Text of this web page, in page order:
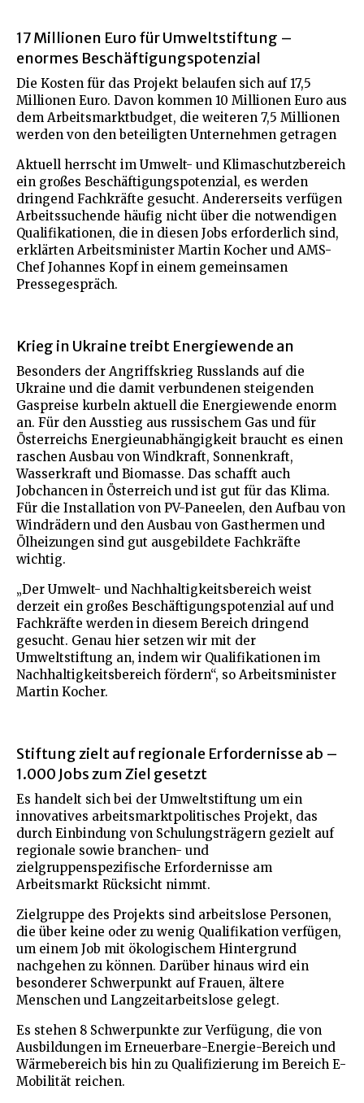
17 Millionen Euro für Umweltstiftung –
enormes Beschäftigungspotenzial
Die Kosten für das Projekt belaufen sich auf 17,5
Millionen Euro. Davon kommen 10 Millionen Euro aus
dem Arbeitsmarktbudget, die weiteren 7,5 Millionen
werden von den beteiligten Unternehmen getragen
Aktuell herrscht im Umwelt- und Klimaschutzbereich
ein großes Beschäftigungspotenzial, es werden
dringend Fachkräfte gesucht. Andererseits verfügen
Arbeitssuchende häufig nicht über die notwendigen
Qualifikationen, die in diesen Jobs erforderlich sind,
erklärten Arbeitsminister Martin Kocher und AMS-
Chef Johannes Kopf in einem gemeinsamen
Pressegespräch.
Krieg in Ukraine treibt Energiewende an
Besonders der Angriffskrieg Russlands auf die
Ukraine und die damit verbundenen steigenden
Gaspreise kurbeln aktuell die Energiewende enorm
an. Für den Ausstieg aus russischem Gas und für
Österreichs Energieunabhängigkeit braucht es einen
raschen Ausbau von Windkraft, Sonnenkraft,
Wasserkraft und Biomasse. Das schafft auch
Jobchancen in Österreich und ist gut für das Klima.
Für die Installation von PV-Paneelen, den Aufbau von
Windrädern und den Ausbau von Gasthermen und
Ölheizungen sind gut ausgebildete Fachkräfte
wichtig.
„Der Umwelt- und Nachhaltigkeitsbereich weist
derzeit ein großes Beschäftigungspotenzial auf und
Fachkräfte werden in diesem Bereich dringend
gesucht. Genau hier setzen wir mit der
Umweltstiftung an, indem wir Qualifikationen im
Nachhaltigkeitsbereich fördern“, so Arbeitsminister
Martin Kocher.
Stiftung zielt auf regionale Erfordernisse ab –
1.000 Jobs zum Ziel gesetzt
Es handelt sich bei der Umweltstiftung um ein
innovatives arbeitsmarktpolitisches Projekt, das
durch Einbindung von Schulungsträgern gezielt auf
regionale sowie branchen- und
zielgruppenspezifische Erfordernisse am
Arbeitsmarkt Rücksicht nimmt.
Zielgruppe des Projekts sind arbeitslose Personen,
die über keine oder zu wenig Qualifikation verfügen,
um einem Job mit ökologischem Hintergrund
nachgehen zu können. Darüber hinaus wird ein
besonderer Schwerpunkt auf Frauen, ältere
Menschen und Langzeitarbeitslose gelegt.
Es stehen 8 Schwerpunkte zur Verfügung, die von
Ausbildungen im Erneuerbare-Energie-Bereich und
Wärmebereich bis hin zu Qualifizierung im Bereich E-
Mobilität reichen.